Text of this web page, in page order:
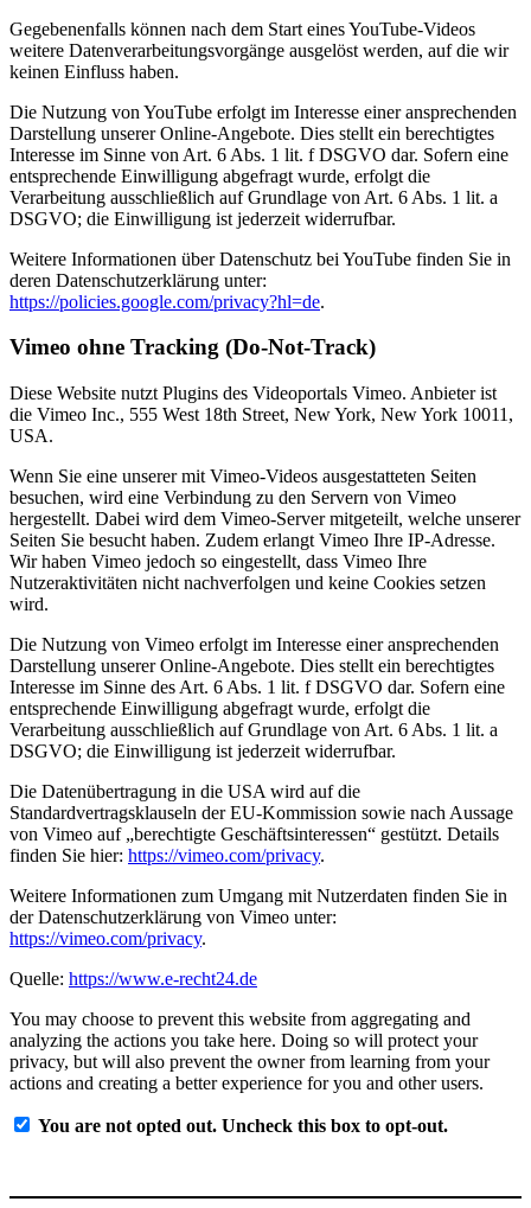
Gegebenenfalls können nach dem Start eines YouTube-Videos
weitere Datenverarbeitungsvorgänge ausgelöst werden, auf die wir
keinen Einfluss haben.
Die Nutzung von YouTube erfolgt im Interesse einer ansprechenden
Darstellung unserer Online-Angebote. Dies stellt ein berechtigtes
Interesse im Sinne von Art. 6 Abs. 1 lit. f DSGVO dar. Sofern eine
entsprechende Einwilligung abgefragt wurde, erfolgt die
Verarbeitung ausschließlich auf Grundlage von Art. 6 Abs. 1 lit. a
DSGVO; die Einwilligung ist jederzeit widerrufbar.
Weitere Informationen über Datenschutz bei YouTube finden Sie in
deren Datenschutzerklärung unter:
https://policies.google.com/privacy?hl=de.
Vimeo ohne Tracking (Do-Not-Track)
Diese Website nutzt Plugins des Videoportals Vimeo. Anbieter ist
die Vimeo Inc., 555 West 18th Street, New York, New York 10011,
USA.
Wenn Sie eine unserer mit Vimeo-Videos ausgestatteten Seiten
besuchen, wird eine Verbindung zu den Servern von Vimeo
hergestellt. Dabei wird dem Vimeo-Server mitgeteilt, welche unserer
Seiten Sie besucht haben. Zudem erlangt Vimeo Ihre IP-Adresse.
Wir haben Vimeo jedoch so eingestellt, dass Vimeo Ihre
Nutzeraktivitäten nicht nachverfolgen und keine Cookies setzen
wird.
Die Nutzung von Vimeo erfolgt im Interesse einer ansprechenden
Darstellung unserer Online-Angebote. Dies stellt ein berechtigtes
Interesse im Sinne des Art. 6 Abs. 1 lit. f DSGVO dar. Sofern eine
entsprechende Einwilligung abgefragt wurde, erfolgt die
Verarbeitung ausschließlich auf Grundlage von Art. 6 Abs. 1 lit. a
DSGVO; die Einwilligung ist jederzeit widerrufbar.
Die Datenübertragung in die USA wird auf die
Standardvertragsklauseln der EU-Kommission sowie nach Aussage
von Vimeo auf „berechtigte Geschäftsinteressen“ gestützt. Details
finden Sie hier: https://vimeo.com/privacy.
Weitere Informationen zum Umgang mit Nutzerdaten finden Sie in
der Datenschutzerklärung von Vimeo unter:
https://vimeo.com/privacy.
Quelle: https://www.e-recht24.de
You may choose to prevent this website from aggregating and
analyzing the actions you take here. Doing so will protect your
privacy, but will also prevent the owner from learning from your
actions and creating a better experience for you and other users.
You are not opted out. Uncheck this box to opt-out.